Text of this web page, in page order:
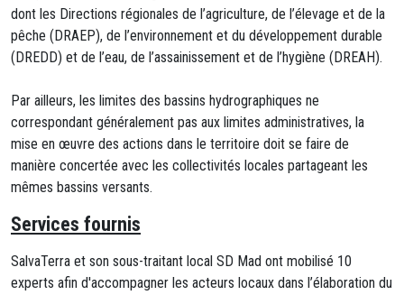
dont les Directions régionales de l’agriculture, de l’élevage et de la
pêche (DRAEP), de l’environnement et du développement durable
(DREDD) et de l’eau, de l’assainissement et de l’hygiène (DREAH).
Par ailleurs, les limites des bassins hydrographiques ne
correspondant généralement pas aux limites administratives, la
mise en œuvre des actions dans le territoire doit se faire de
manière concertée avec les collectivités locales partageant les
mêmes bassins versants.
Services fournis
SalvaTerra et son sous-traitant local SD Mad ont mobilisé 10
experts afin d'accompagner les acteurs locaux dans l’élaboration du